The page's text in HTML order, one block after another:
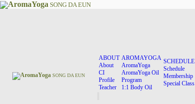
AromaYoga SONG DA EUN
AromaYoga SONG DA EUN
ABOUT
About
CI
Profile
Teacher
AROMAYOGA
AromaYoga
AromaYoga Oil
Program
1:1 Body Oil
SCHEDULE
Schedule
Membership
Special Class